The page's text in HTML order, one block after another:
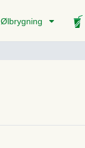
Ølbrygning